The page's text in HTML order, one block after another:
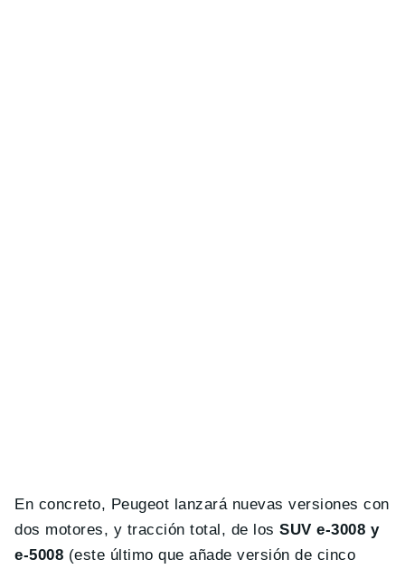
En concreto, Peugeot lanzará nuevas versiones con
dos motores, y tracción total, de losSUV e-3008 y
e-5008 (este último que añade versión de cinco